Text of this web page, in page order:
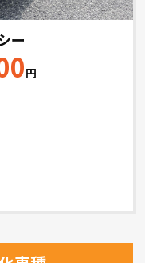
ー
円